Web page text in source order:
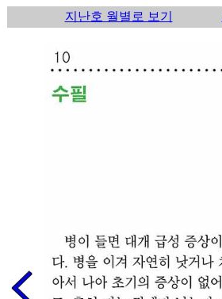
지난호 월별로 보기